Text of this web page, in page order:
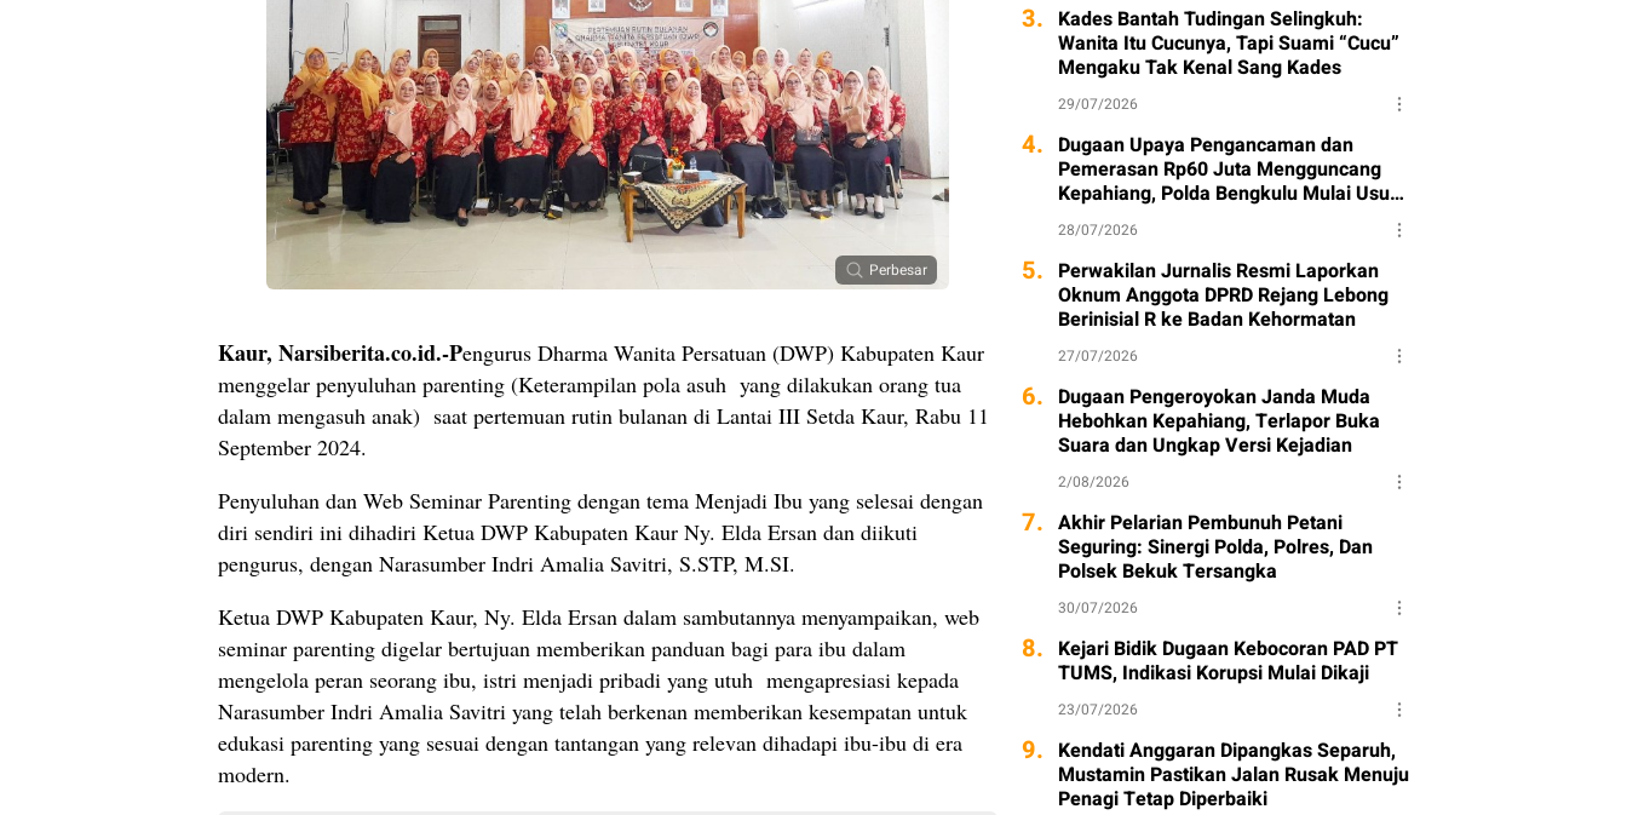
Perbesar
Kaur, Narsiberita.co.id.-Pengurus Dharma Wanita Persatuan (DWP) Kabupaten Kaur
menggelar penyuluhan parenting (Keterampilan pola asuh yang dilakukan orang tua
dalam mengasuh anak) saat pertemuan rutin bulanan di Lantai III Setda Kaur, Rabu 11
September 2024.
Penyuluhan dan Web Seminar Parenting dengan tema Menjadi Ibu yang selesai dengan
diri sendiri ini dihadiri Ketua DWP Kabupaten Kaur Ny. Elda Ersan dan diikuti
pengurus, dengan Narasumber Indri Amalia Savitri, S.STP, M.SI.
Ketua DWP Kabupaten Kaur, Ny. Elda Ersan dalam sambutannya menyampaikan, web
seminar parenting digelar bertujuan memberikan panduan bagi para ibu dalam
mengelola peran seorang ibu, istri menjadi pribadi yang utuh mengapresiasi kepada
Narasumber Indri Amalia Savitri yang telah berkenan memberikan kesempatan untuk
edukasi parenting yang sesuai dengan tantangan yang relevan dihadapi ibu-ibu di era
modern.
3. Kades Bantah Tudingan Selingkuh:
Wanita Itu Cucunya, Tapi Suami “Cucu”
Mengaku Tak Kenal Sang Kades
29/07/2026
4. Dugaan Upaya Pengancaman dan
Pemerasan Rp60 Juta Mengguncang
Kepahiang, Polda Bengkulu Mulai Usut
Kasus
28/07/2026
5. Perwakilan Jurnalis Resmi Laporkan
Oknum Anggota DPRD Rejang Lebong
Berinisial R ke Badan Kehormatan
27/07/2026
6. Dugaan Pengeroyokan Janda Muda
Hebohkan Kepahiang, Terlapor Buka
Suara dan Ungkap Versi Kejadian
2/08/2026
7. Akhir Pelarian Pembunuh Petani
Seguring: Sinergi Polda, Polres, Dan
Polsek Bekuk Tersangka
30/07/2026
8. Kejari Bidik Dugaan Kebocoran PAD PT
TUMS, Indikasi Korupsi Mulai Dikaji
23/07/2026
9. Kendati Anggaran Dipangkas Separuh,
Mustamin Pastikan Jalan Rusak Menuju
Penagi Tetap Diperbaiki